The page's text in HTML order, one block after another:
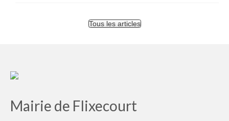
Tous les articles
Mairie de Flixecourt